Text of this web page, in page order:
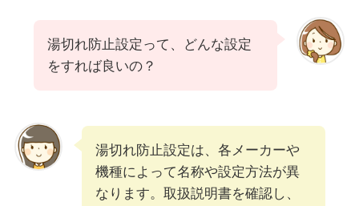
湯切れ防止設定って、どんな設定
をすれば良いの？
湯切れ防止設定は、各メーカーや
機種によって名称や設定方法が異
なります。取扱説明書を確認し、